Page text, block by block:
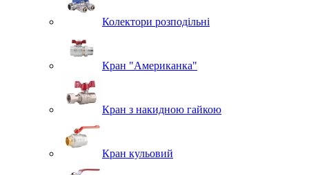
Колектори розподільні
Кран "Американка"
Кран з накидною гайкою
Кран кульовий